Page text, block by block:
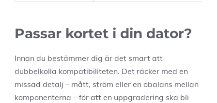
Passar kortet i din dator?
Innan du bestämmer dig är det smart att
dubbelkolla kompatibiliteten. Det räcker med en
missad detalj – mått, ström eller en obalans mellan
komponenterna – för att en uppgradering ska bli